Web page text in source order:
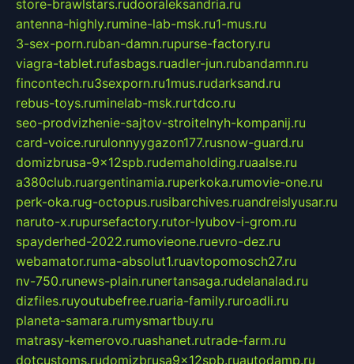
store-brawlstars.rudooraleksandria.ru
antenna-highly.rumine-lab-msk.ru1-mus.ru
3-sex-porn.ruban-damn.rupurse-factory.ru
viagra-tablet.rufasbags.ruadler-jun.rubandamn.ru
fincontech.ru3sexporn.ru1mus.rudarksand.ru
rebus-toys.ruminelab-msk.rurtdco.ru
seo-prodvizhenie-sajtov-stroitelnyh-kompanij.ru
card-voice.rurulonnyygazon177.rusnow-guard.ru
domizbrusa-9x12spb.rudemaholding.ruaalse.ru
a380club.ruargentinamia.ruperkoka.rumovie-one.ru
perk-oka.rug-octopus.rusibarchives.ruandreislyusar.ru
naruto-x.rupursefactory.rutor-lyubov-i-grom.ru
spayderhed-2022.rumovieone.ruevro-dez.ru
webamator.ruma-absolut1.ruavtopomosch27.ru
nv-750.runews-plain.runertansaga.rudelanalad.ru
dizfiles.ruyoutubefree.ruaria-family.ruroadli.ru
planeta-samara.rumysmartbuy.ru
matrasy-kemerovo.ruashanet.rutrade-farm.ru
dotcustoms.rudomizbrusa9x12spb.ruautodamp.ru